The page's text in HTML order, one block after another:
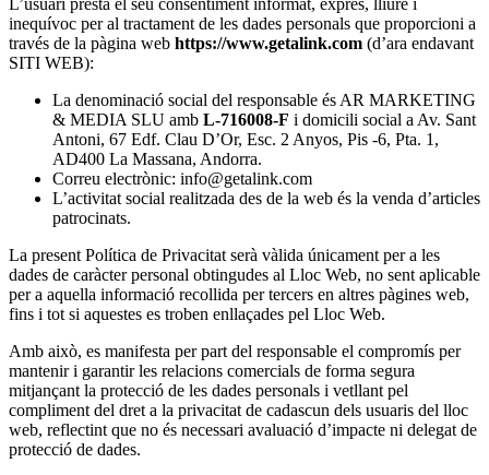
inequívoc per al tractament de les dades personals que proporcioni a
través de la pàgina web https://www.getalink.com (d’ara endavant
SITI WEB):
La denominació social del responsable és AR MARKETING
& MEDIA SLU amb L-716008-F i domicili social a Av. Sant
Antoni, 67 Edf. Clau D’Or, Esc. 2 Anyos, Pis -6, Pta. 1,
AD400 La Massana, Andorra.
Correu electrònic: info@getalink.com
L’activitat social realitzada des de la web és la venda d’articles
patrocinats.
La present Política de Privacitat serà vàlida únicament per a les
dades de caràcter personal obtingudes al Lloc Web, no sent aplicable
per a aquella informació recollida per tercers en altres pàgines web,
fins i tot si aquestes es troben enllaçades pel Lloc Web.
Amb això, es manifesta per part del responsable el compromís per
mantenir i garantir les relacions comercials de forma segura
mitjançant la protecció de les dades personals i vetllant pel
compliment del dret a la privacitat de cadascun dels usuaris del lloc
web, reflectint que no és necessari avaluació d’impacte ni delegat de
protecció de dades.